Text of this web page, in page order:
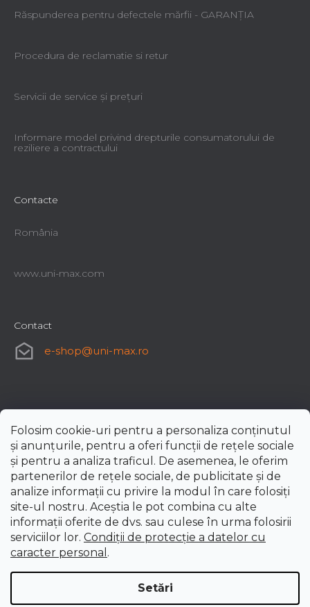
Folosim cookie-uri pentru a personaliza conținutul
și anunțurile, pentru a oferi funcții de rețele sociale
și pentru a analiza traficul. De asemenea, le oferim
partenerilor de rețele sociale, de publicitate și de
analize informații cu privire la modul în care folosiți
site-ul nostru. Aceștia le pot combina cu alte
informații oferite de dvs. sau culese în urma folosirii
serviciilor lor. Condiții de protecție a datelor cu
caracter personal .
Setări
Răspunderea pentru defectele mărfii - GARANŢIA
Procedura de reclamatie si retur
Servicii de service şi preţuri
Informare model privind drepturile consumatorului de
reziliere a contractului
Contacte
România
www.uni-max.com
Contact
e-shop@uni-max.ro